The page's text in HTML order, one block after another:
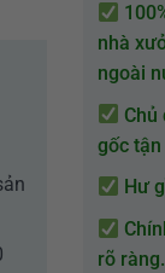
nhà
ngoài
Chủ
gốc
Hư
rõ ràng.